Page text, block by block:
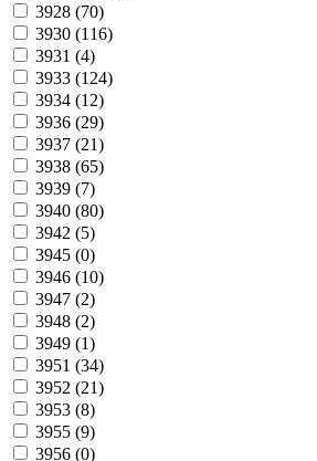
3928 (70)
3930 (116)
3931 (4)
3933 (124)
3934 (12)
3936 (29)
3937 (21)
3938 (65)
3939 (7)
3940 (80)
3942 (5)
3945 (0)
3946 (10)
3947 (2)
3948 (2)
3949 (1)
3951 (34)
3952 (21)
3953 (8)
3955 (9)
3956 (0)